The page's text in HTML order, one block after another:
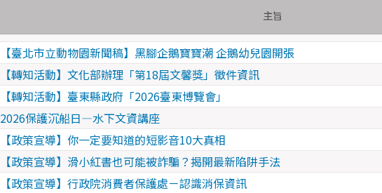
主旨
【臺北市立動物園新聞稿】黑腳企鵝寶寶潮 企鵝幼兒園開張
【轉知活動】文化部辦理「第18屆文馨獎」徵件資訊
【轉知活動】臺東縣政府「2026臺東博覽會」
2026保護沉船日—水下文資講座
【政策宣導】你一定要知道的短影音10大真相
【政策宣導】滑小紅書也可能被詐騙？揭開最新陷阱手法
【政策宣導】行政院消費者保護處－認識消保資訊